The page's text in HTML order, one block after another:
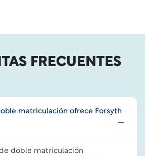
FRECUENTES
matriculación ofrece Forsyth
doble matriculación